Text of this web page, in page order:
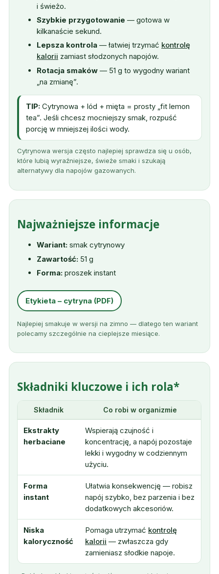
i świeżo.
Szybkie przygotowanie — gotowa w
kilkanaście sekund.
Lepsza kontrola — łatwiej trzymać kontrolę
kalorii zamiast słodzonych napojów.
Rotacja smaków — 51 g to wygodny wariant
„na zmianę”.
TIP:Cytrynowa + lód + mięta = prosty „fit lemon
tea”. Jeśli chcesz mocniejszy smak, rozpuść
porcję w mniejszej ilości wody.
Cytrynowa wersja często najlepiej sprawdza się u osób,
które lubią wyraźniejsze, świeże smaki i szukają
alternatywy dla napojów gazowanych.
Najważniejsze informacje
Wariant: smak cytrynowy
Zawartość: 51 g
Forma: proszek instant
Etykieta – cytryna (PDF)
Najlepiej smakuje w wersji na zimno — dlatego ten wariant
polecamy szczególnie na cieplejsze miesiące.
Składniki kluczowe i ich rola*
Składnik Co robi w organizmie
Ekstrakty
herbaciane
Wspierają czujność i
koncentrację, a napój pozostaje
lekki i wygodny w codziennym
użyciu.
Forma
instant
Ułatwia konsekwencję — robisz
napój szybko, bez parzenia i bez
dodatkowych akcesoriów.
Niska
kaloryczność
Pomaga utrzymać kontrolę
kalorii — zwłaszcza gdy
zamieniasz słodkie napoje.